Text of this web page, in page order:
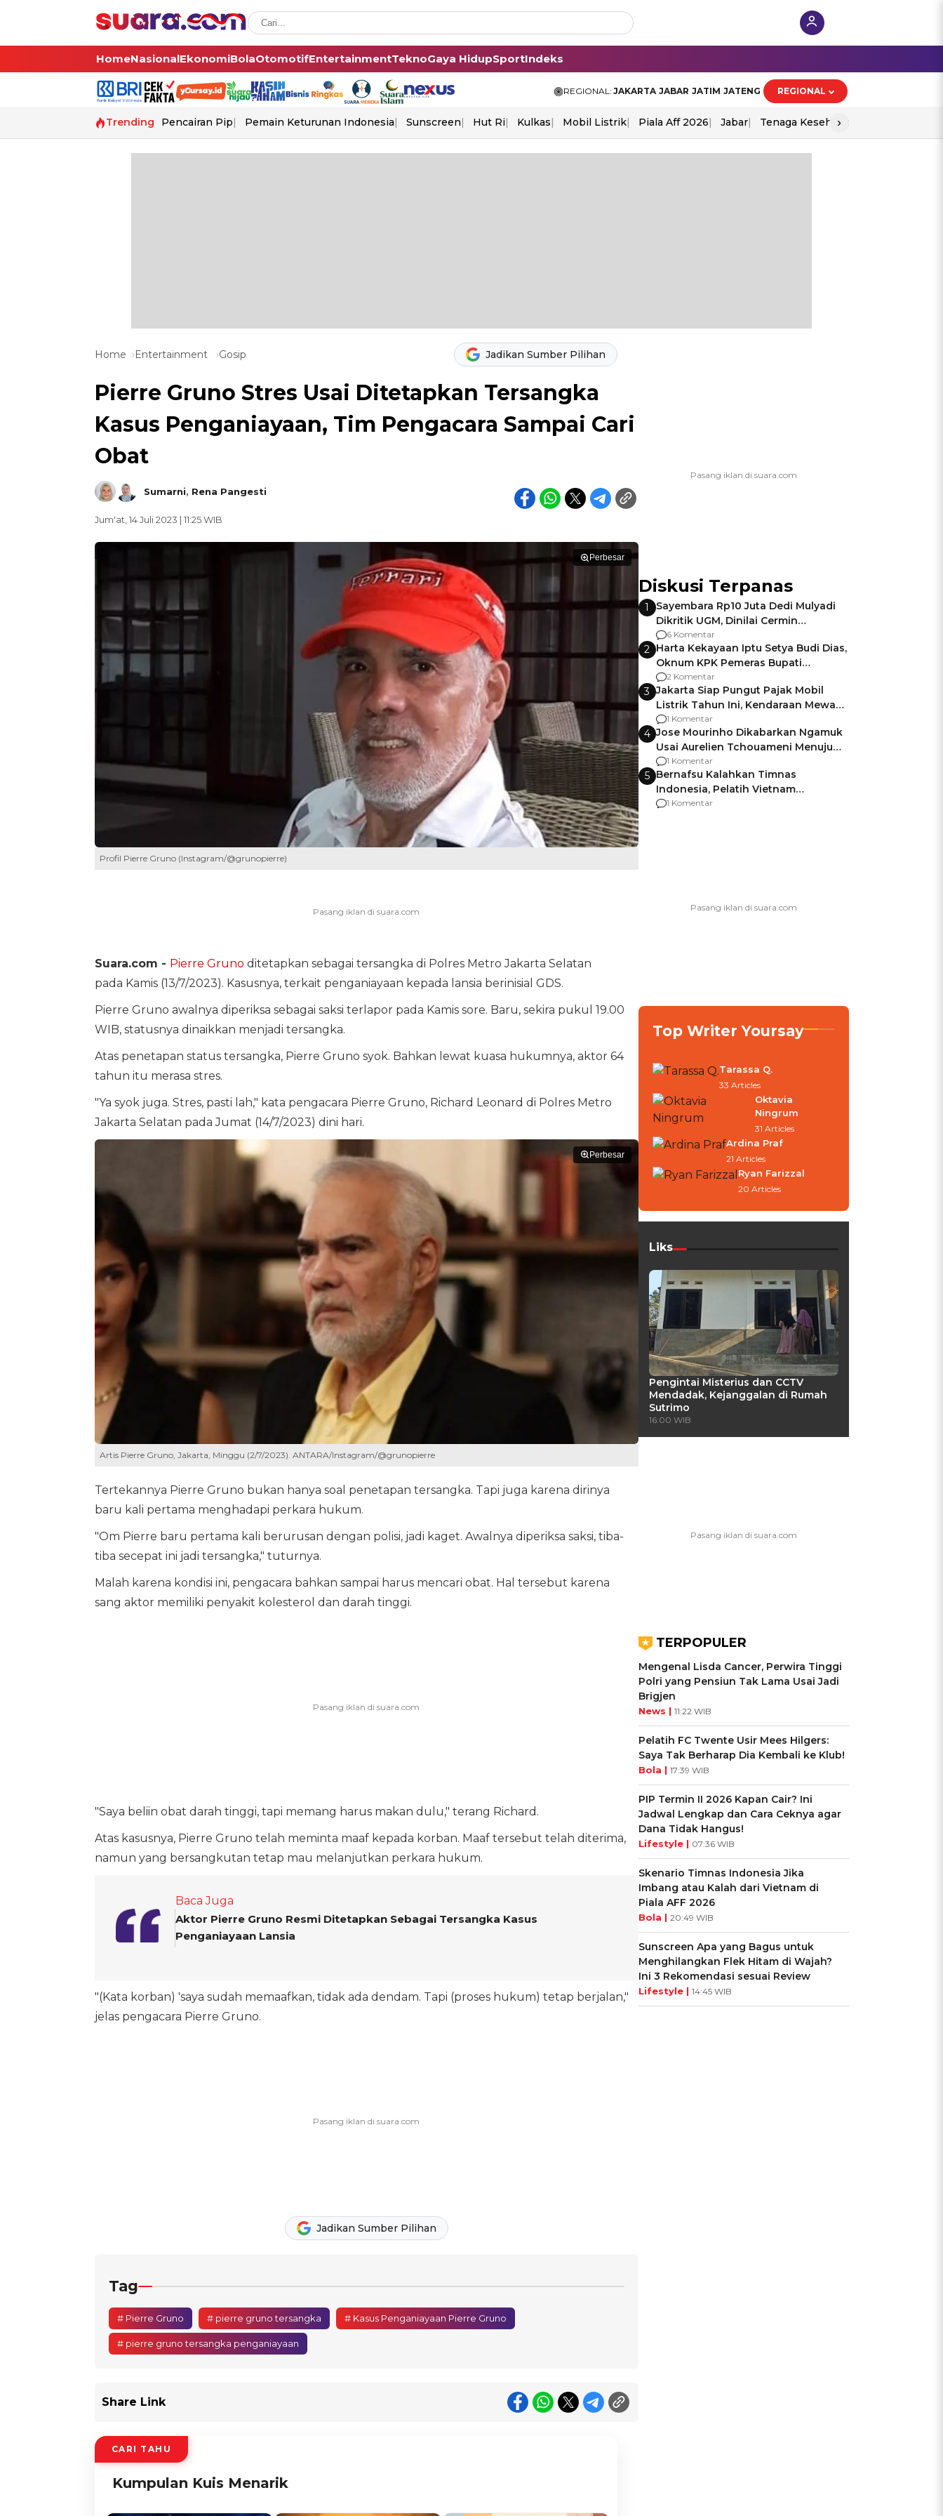
HomeNasionalEkonomiBolaOtomotifEntertainmentTeknoGaya HidupSportIndeks
REGIONAL: JAKARTA JABAR JATIM JATENG REGIONAL
Trending Pencairan Pip Pemain Keturunan Indonesia Sunscreen Hut Ri Kulkas Mobil Listrik Piala Aff 2026 Jabar Tenaga Kesehatan
›
Home Entertainment Gosip Jadikan Sumber Pilihan
Pierre Gruno Stres Usai Ditetapkan Tersangka
Kasus Penganiayaan, Tim Pengacara Sampai Cari
Obat
Sumarni, Rena Pangesti
Jum'at, 14 Juli 2023 | 11:25 WIB
Perbesar
Profil Pierre Gruno (Instagram/@grunopierre)
Suara.com - Pierre Gruno ditetapkan sebagai tersangka di Polres Metro Jakarta Selatan
pada Kamis (13/7/2023). Kasusnya, terkait penganiayaan kepada lansia berinisial GDS.
Pierre Gruno awalnya diperiksa sebagai saksi terlapor pada Kamis sore. Baru, sekira pukul 19.00
WIB, statusnya dinaikkan menjadi tersangka.
Atas penetapan status tersangka, Pierre Gruno syok. Bahkan lewat kuasa hukumnya, aktor 64
tahun itu merasa stres.
"Ya syok juga. Stres, pasti lah," kata pengacara Pierre Gruno, Richard Leonard di Polres Metro
Jakarta Selatan pada Jumat (14/7/2023) dini hari.
Perbesar
Artis Pierre Gruno, Jakarta, Minggu (2/7/2023). ANTARA/Instagram/@grunopierre
Tertekannya Pierre Gruno bukan hanya soal penetapan tersangka. Tapi juga karena dirinya
baru kali pertama menghadapi perkara hukum.
"Om Pierre baru pertama kali berurusan dengan polisi, jadi kaget. Awalnya diperiksa saksi, tiba-
tiba secepat ini jadi tersangka," tuturnya.
Malah karena kondisi ini, pengacara bahkan sampai harus mencari obat. Hal tersebut karena
sang aktor memiliki penyakit kolesterol dan darah tinggi.
"Saya beliin obat darah tinggi, tapi memang harus makan dulu," terang Richard.
Atas kasusnya, Pierre Gruno telah meminta maaf kepada korban. Maaf tersebut telah diterima,
namun yang bersangkutan tetap mau melanjutkan perkara hukum.
Baca Juga
Aktor Pierre Gruno Resmi Ditetapkan Sebagai Tersangka Kasus
Penganiayaan Lansia
"(Kata korban) 'saya sudah memaafkan, tidak ada dendam. Tapi (proses hukum) tetap berjalan,"
jelas pengacara Pierre Gruno.
Jadikan Sumber Pilihan
Tag
# Pierre Gruno # pierre gruno tersangka # Kasus Penganiayaan Pierre Gruno
# pierre gruno tersangka penganiayaan
Share Link
CARI TAHU
Kumpulan Kuis Menarik
Diskusi Terpanas
1
Sayembara Rp10 Juta Dedi Mulyadi
Dikritik UGM, Dinilai Cermin
Gagalnya Negara Jamin Keamanan
6 Komentar
2 Harta Kekayaan Iptu Setya Budi Dias,
Oknum KPK Pemeras Bupati
Pemalang
2 Komentar
3 Jakarta Siap Pungut Pajak Mobil
Listrik Tahun Ini, Kendaraan Mewah
Kena hingga 75% PKB
1 Komentar
4 Jose Mourinho Dikabarkan Ngamuk
Usai Aurelien Tchouameni Menuju
Manchester United
1 Komentar
5 Bernafsu Kalahkan Timnas
Indonesia, Pelatih Vietnam
Berencana Pakai Jimat di Pakansari
1 Komentar
Top Writer Yoursay
Tarassa Q.
33 Articles
Oktavia
Ningrum
31 Articles
Ardina Praf
21 Articles
Ryan Farizzal
20 Articles
Liks
Pengintai Misterius dan CCTV
Mendadak, Kejanggalan di Rumah
Sutrimo
16:00 WIB
TERPOPULER
Mengenal Lisda Cancer, Perwira Tinggi
Polri yang Pensiun Tak Lama Usai Jadi
Brigjen
News | 11:22 WIB
Pelatih FC Twente Usir Mees Hilgers:
Saya Tak Berharap Dia Kembali ke Klub!
Bola | 17:39 WIB
PIP Termin II 2026 Kapan Cair? Ini
Jadwal Lengkap dan Cara Ceknya agar
Dana Tidak Hangus!
Lifestyle | 07:36 WIB
Skenario Timnas Indonesia Jika
Imbang atau Kalah dari Vietnam di
Piala AFF 2026
Bola | 20:49 WIB
Sunscreen Apa yang Bagus untuk
Menghilangkan Flek Hitam di Wajah?
Ini 3 Rekomendasi sesuai Review
Lifestyle | 14:45 WIB